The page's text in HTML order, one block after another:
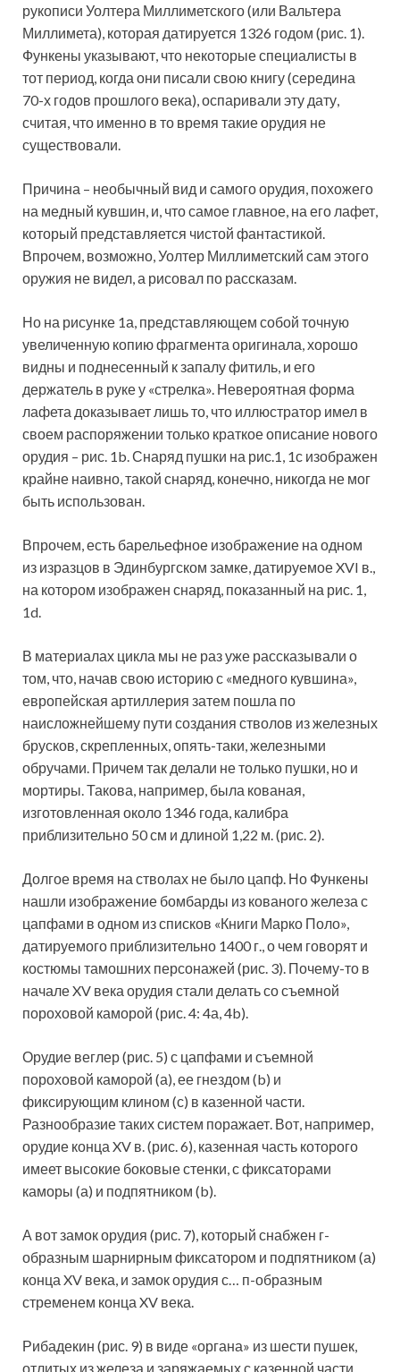
рукописи Уолтера Миллиметского (или Вальтера
Миллимета), которая датируется 1326 годом (рис. 1).
Функены указывают, что некоторые специалисты в
тот период, когда они писали свою книгу (середина
70-х годов прошлого века), оспаривали эту дату,
считая, что именно в то время такие орудия не
существовали.
Причина – необычный вид и самого орудия, похожего
на медный кувшин, и, что самое главное, на его лафет,
который представляется чистой фантастикой.
Впрочем, возможно, Уолтер Миллиметский сам этого
оружия не видел, а рисовал по рассказам.
Но на рисунке 1а, представляющем собой точную
увеличенную копию фрагмента оригинала, хорошо
видны и поднесенный к запалу фитиль, и его
держатель в руке у «стрелка». Невероятная форма
лафета доказывает лишь то, что иллюстратор имел в
своем распоряжении только краткое описание нового
орудия – рис. 1b. Снаряд пушки на рис.1, 1с изображен
крайне наивно, такой снаряд, конечно, никогда не мог
быть использован.
Впрочем, есть барельефное изображение на одном
из изразцов в Эдинбургском замке, датируемое XVI в.,
на котором изображен снаряд, показанный на рис. 1,
1d.
В материалах цикла мы не раз уже рассказывали о
том, что, начав свою историю с «медного кувшина»,
европейская артиллерия затем пошла по
наисложнейшему пути создания стволов из железных
брусков, скрепленных, опять-таки, железными
обручами. Причем так делали не только пушки, но и
мортиры. Такова, например, была кованая,
изготовленная около 1346 года, калибра
приблизительно 50 см и длиной 1,22 м. (рис. 2).
Долгое время на стволах не было цапф. Но Функены
нашли изображение бомбарды из кованого железа с
цапфами в одном из списков «Книги Марко Поло»,
датируемого приблизительно 1400 г., о чем говорят и
костюмы тамошних персонажей (рис. 3). Почему-то в
начале XV века орудия стали делать со съемной
пороховой каморой (рис. 4: 4а, 4b).
Орудие веглер (рис. 5) с цапфами и съемной
пороховой каморой (а), ее гнездом (b) и
фиксирующим клином (с) в казенной части.
Разнообразие таких систем поражает. Вот, например,
орудие конца XV в. (рис. 6), казенная часть которого
имеет высокие боковые стенки, с фиксаторами
каморы (а) и подпятником (b).
А вот замок орудия (рис. 7), который снабжен г-
образным шарнирным фиксатором и подпятником (а)
конца XV века, и замок орудия с… п-образным
стременем конца XV века.
Рибадекин (рис. 9) в виде «органа» из шести пушек,
отлитых из железа и заряжаемых с казенной части,